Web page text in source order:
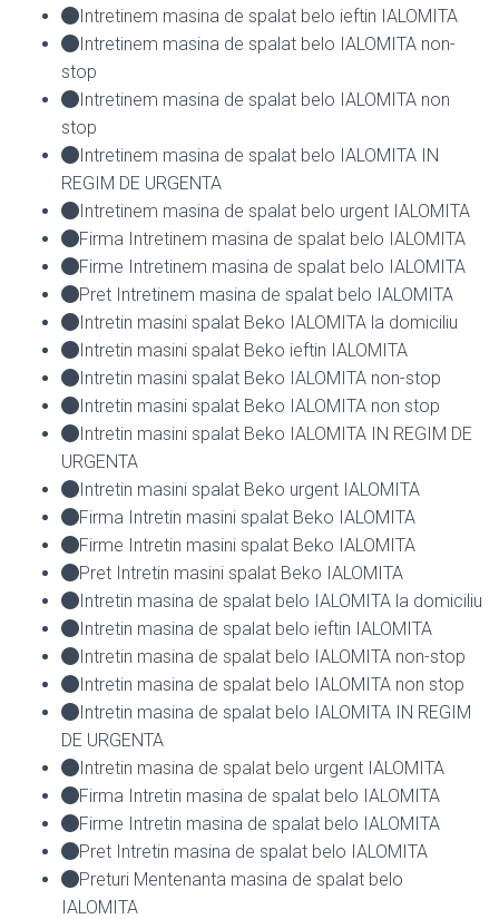
Intretinem masina de spalat belo ieftin IALOMITA
Intretinem masina de spalat belo IALOMITA non-
stop
Intretinem masina de spalat belo IALOMITA non
stop
Intretinem masina de spalat belo IALOMITA IN
REGIM DE URGENTA
Intretinem masina de spalat belo urgent IALOMITA
Firma Intretinem masina de spalat belo IALOMITA
Firme Intretinem masina de spalat belo IALOMITA
Pret Intretinem masina de spalat belo IALOMITA
Intretin masini spalat Beko IALOMITA la domiciliu
Intretin masini spalat Beko ieftin IALOMITA
Intretin masini spalat Beko IALOMITA non-stop
Intretin masini spalat Beko IALOMITA non stop
Intretin masini spalat Beko IALOMITA IN REGIM DE
URGENTA
Intretin masini spalat Beko urgent IALOMITA
Firma Intretin masini spalat Beko IALOMITA
Firme Intretin masini spalat Beko IALOMITA
Pret Intretin masini spalat Beko IALOMITA
Intretin masina de spalat belo IALOMITA la domiciliu
Intretin masina de spalat belo ieftin IALOMITA
Intretin masina de spalat belo IALOMITA non-stop
Intretin masina de spalat belo IALOMITA non stop
Intretin masina de spalat belo IALOMITA IN REGIM
DE URGENTA
Intretin masina de spalat belo urgent IALOMITA
Firma Intretin masina de spalat belo IALOMITA
Firme Intretin masina de spalat belo IALOMITA
Pret Intretin masina de spalat belo IALOMITA
Preturi Mentenanta masina de spalat belo
IALOMITA